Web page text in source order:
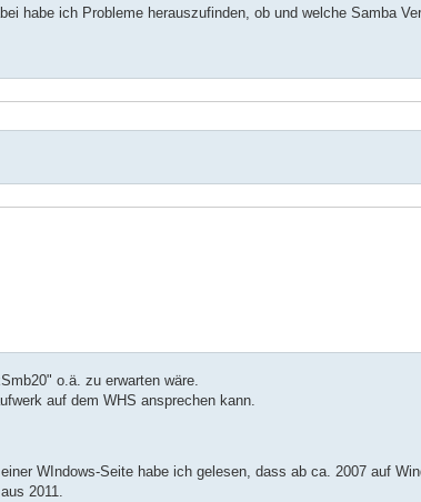
habe ich Probleme herauszufinden, ob und welche Samba
o.ä. zu erwarten wäre.
auf dem WHS ansprechen kann.
WIndows-Seite habe ich gelesen, dass ab ca. 2007 auf
2011.